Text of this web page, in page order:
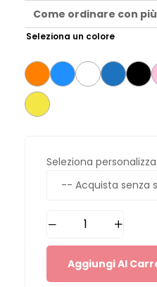
Come ordinare con
Seleziona un colore
Seleziona
Aggiungi Al